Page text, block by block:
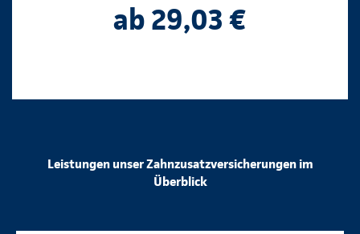
ab 29,03 €
Leistungen unser Zahnzusatzversicherungen im
Überblick